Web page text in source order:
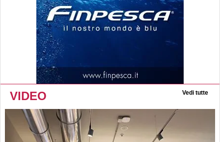
VIDEO Vedi tutte